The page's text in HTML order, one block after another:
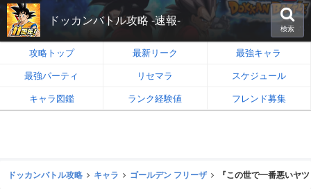
ドッカンバトル攻略 -速報-
検索
攻略トップ 最新リーク
最強キャラ
最強パーティ
リセマラ
スケジュール
キャラ図鑑
ランク経験値 フレンド募集
ドッカンバトル攻略 キャラ ゴールデン フリーザ 『この世で一番悪いヤ